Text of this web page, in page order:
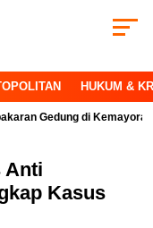
HUKUM &
di Kemayoran Makin
Anti
Kasus